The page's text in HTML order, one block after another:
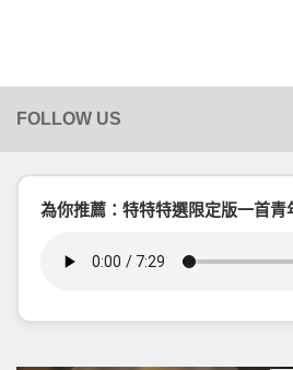
為你推薦：特特特選限定版一首青